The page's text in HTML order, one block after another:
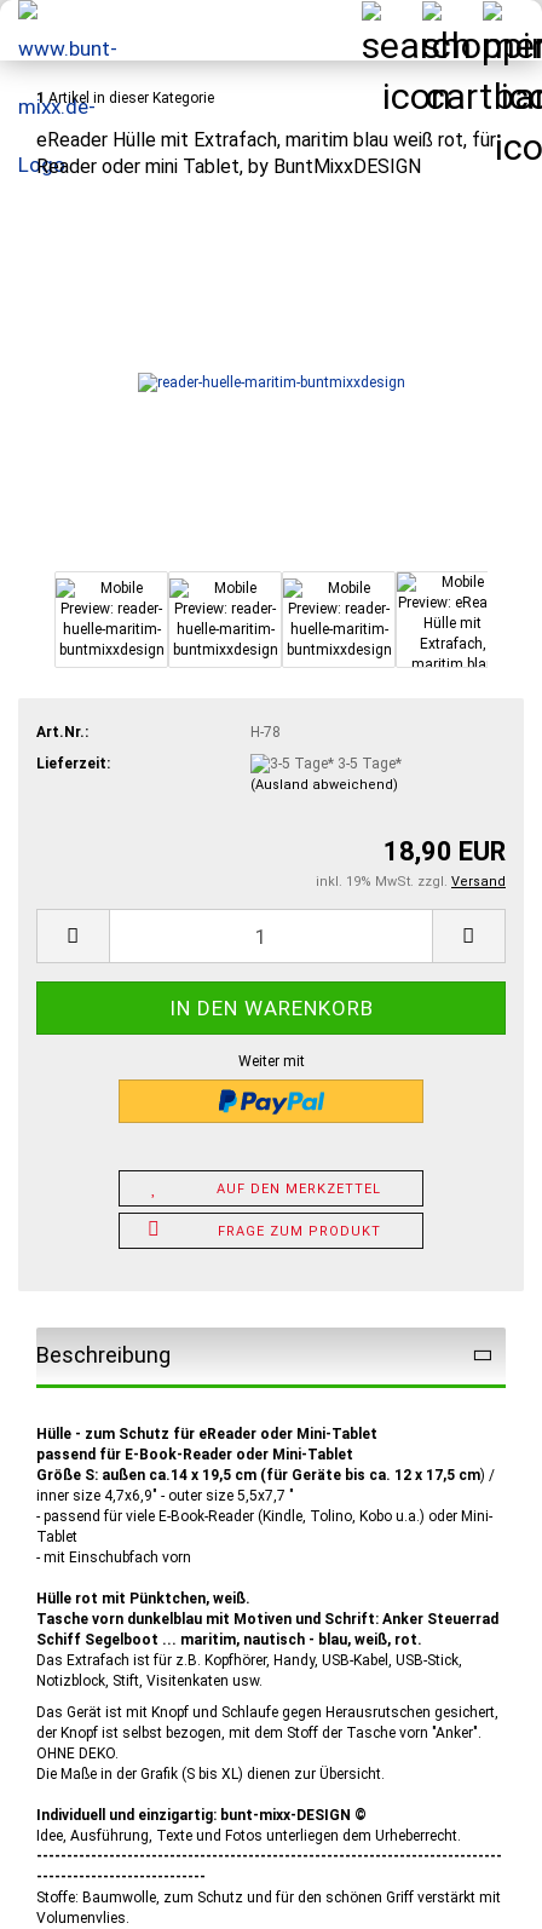
1 Artikel in dieser Kategorie
eReader Hülle mit Extrafach, maritim blau weiß rot, für
Reader oder mini Tablet, by BuntMixxDESIGN
Art.Nr.:
H-78
Lieferzeit:
3-5 Tage*
(Ausland abweichend)
18,90 EUR
inkl. 19% MwSt. zzgl. Versand
Weiter mit
AUF DEN MERKZETTEL
FRAGE ZUM PRODUKT
Beschreibung
Hülle - zum Schutz für eReader oder Mini-Tablet
passend für E-Book-Reader oder Mini-Tablet
Größe S: außen ca.14 x 19,5 cm (für Geräte bis ca. 12 x 17,5 cm) /
inner size 4,7x6,9" - outer size 5,5x7,7 "
- passend für viele E-Book-Reader (Kindle, Tolino, Kobo u.a.) oder Mini-
Tablet
- mit Einschubfach vorn
Hülle rot mit Pünktchen, weiß.
Tasche vorn dunkelblau mit Motiven und Schrift: Anker Steuerrad
Schiff Segelboot ... maritim, nautisch - blau, weiß, rot.
Das Extrafach ist für z.B. Kopfhörer, Handy, USB-Kabel, USB-Stick,
Notizblock, Stift, Visitenkaten usw.
Das Gerät ist mit Knopf und Schlaufe gegen Herausrutschen gesichert,
der Knopf ist selbst bezogen, mit dem Stoff der Tasche vorn "Anker".
OHNE DEKO.
Die Maße in der Grafik (S bis XL) dienen zur Übersicht.
Individuell und einzigartig: bunt-mixx-DESIGN ©
Idee, Ausführung, Texte und Fotos unterliegen dem Urheberrecht.
-----------------------------------------------------------------------------
----------------------------
Stoffe: Baumwolle, zum Schutz und für den schönen Griff verstärkt mit
Volumenvlies.